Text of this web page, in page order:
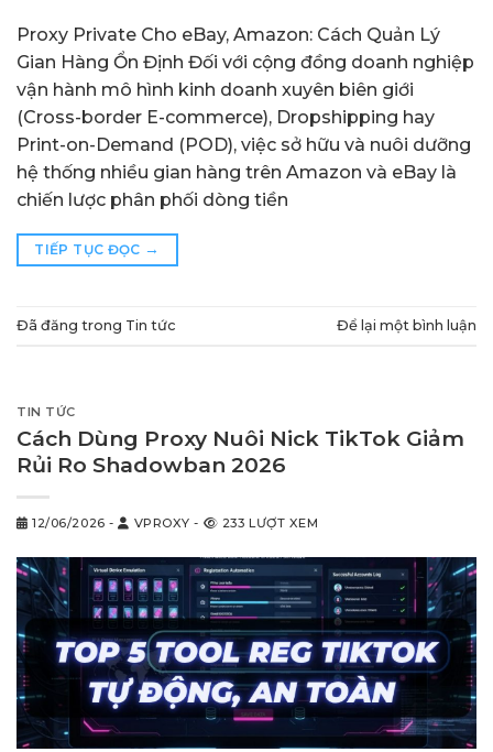
Proxy Private Cho eBay, Amazon: Cách Quản Lý
Gian Hàng Ổn Định Đối với cộng đồng doanh nghiệp
vận hành mô hình kinh doanh xuyên biên giới
(Cross-border E-commerce), Dropshipping hay
Print-on-Demand (POD), việc sở hữu và nuôi dưỡng
hệ thống nhiều gian hàng trên Amazon và eBay là
chiến lược phân phối dòng tiền
TIẾP TỤC ĐỌC →
Đã đăng trong Tin tức Để lại một bình luận
TIN TỨC
Cách Dùng Proxy Nuôi Nick TikTok Giảm
Rủi Ro Shadowban 2026
12/06/2026 - VPROXY - 233 LƯỢT XEM